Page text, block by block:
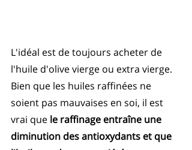
L'idéal est de toujours acheter de
l'huile d'olive vierge ou extra vierge.
Bien que les huiles raffinées ne
soient pas mauvaises en soi, il est
vrai que le raffinage entraîne une
diminution des antioxydants et que